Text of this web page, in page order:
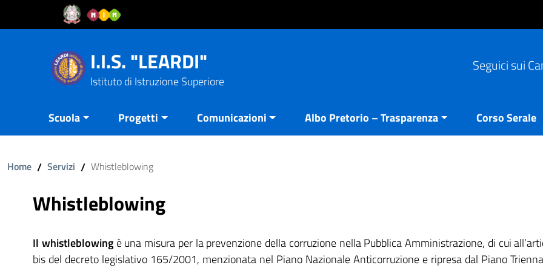
Vai al contenuto
Vail al menu di navigazione
I.I.S. "LEARDI"
Istituto di Istruzione Superiore
Seguici sui
Scuola Progetti Comunicazioni Albo Pretorio – Trasparenza Corso Serale
Home / Servizi / Whistleblowing
Whistleblowing
Il whistleblowingè una misura per la prevenzione della corruzione nella Pubblica Amministrazione, di cui
bis del decreto legislativo 165/2001, menzionata nel Piano Nazionale Anticorruzione e ripresa dal Piano